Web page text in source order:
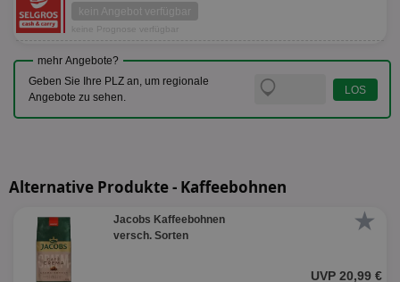
kein Angebot verfügbar
keine Prognose verfügbar
mehr Angebote?
Geben Sie Ihre PLZ an, um regionale
Angebote zu sehen.
Alternative Produkte - Kaffeebohnen
★
Jacobs Kaffeebohnen
versch. Sorten
UVP 20,99 €